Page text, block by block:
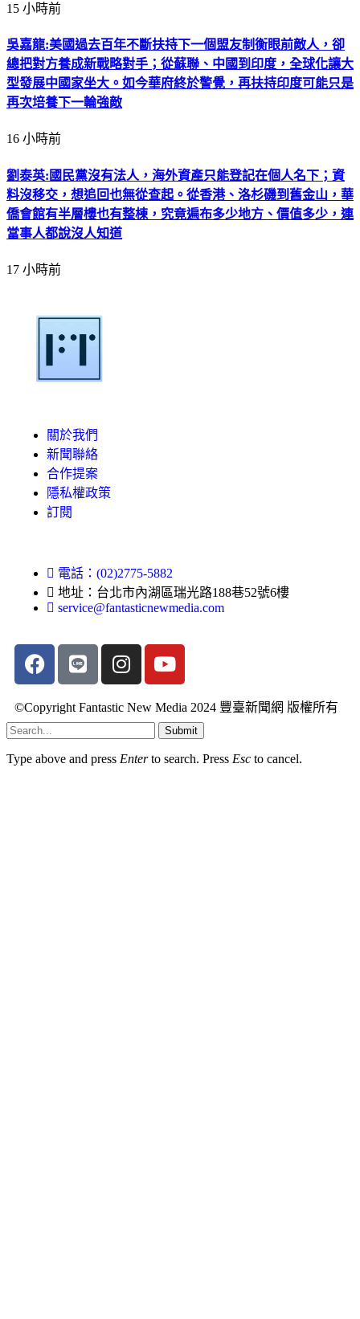
15 小時前
吳嘉龍:美國過去百年不斷扶持下一個盟友制衡眼前敵人，卻
總把對方養成新戰略對手；從蘇聯、中國到印度，全球化讓大
型發展中國家坐大。如今華府終於警覺，再扶持印度可能只是
再次培養下一輪強敵
16 小時前
劉泰英:國民黨沒有法人，海外資產只能登記在個人名下；資
料沒移交，想追回也無從查起。從香港、洛杉磯到舊金山，華
僑會館有半層樓也有整棟，究竟遍布多少地方、價值多少，連
當事人都說沒人知道
17 小時前
關於我們
新聞聯絡
合作提案
隱私權政策
訂閱
電話：(02)2775-5882
地址：台北市內湖區瑞光路188巷52號6樓
service@fantasticnewmedia.com
©Copyright Fantastic New Media 2024 豐臺新聞網 版權所有
Submit
Type above and press Enterto search. Press Esc to cancel.